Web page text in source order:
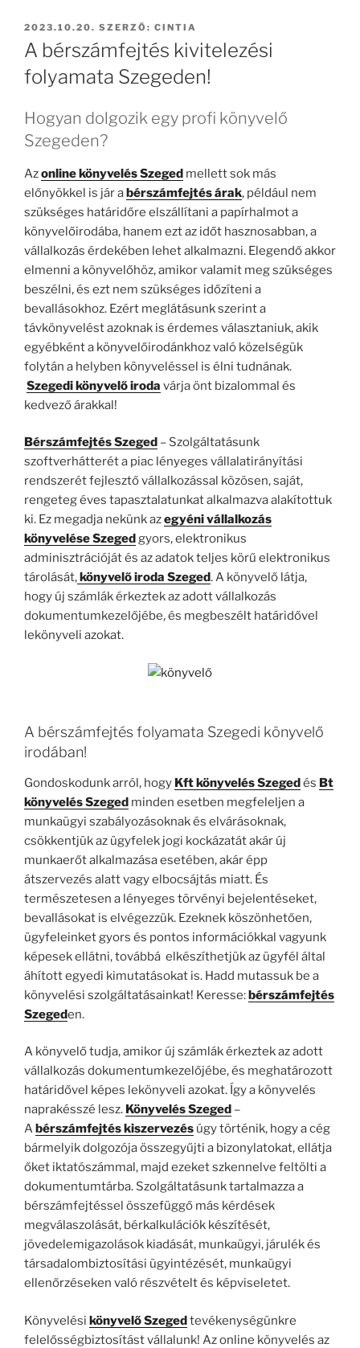
BEKÜLDVE:
2023.10.20. SZERZŐ: CINTIA
A bérszámfejtés kivitelezési
folyamata Szegeden!
Hogyan dolgozik egy profi könyvelő
Szegeden?
Azonline könyvelés Szeged mellett sok más
előnyökkel is jár abérszámfejtés árak, például nem
szükséges határidőre elszállítani a papírhalmot a
könyvelőirodába, hanem ezt az időt hasznosabban, a
vállalkozás érdekében lehet alkalmazni. Elegendő akkor
elmenni a könyvelőhöz, amikor valamit meg szükséges
beszélni, és ezt nem szükséges időzíteni a
bevallásokhoz. Ezért meglátásunk szerint a
távkönyvelést azoknak is érdemes választaniuk, akik
egyébként a könyvelőirodánkhoz való közelségük
folytán a helyben könyveléssel is élni tudnának.
Szegedi könyvelő iroda várja önt bizalommal és
kedvező árakkal!
Bérszámfejtés Szeged – Szolgáltatásunk
szoftverhátterét a piac lényeges vállalatirányítási
rendszerét fejlesztő vállalkozással közösen, saját,
rengeteg éves tapasztalatunkat alkalmazva alakítottuk
ki. Ez megadja nekünk azegyéni vállalkozás
könyvelése Szegedgyors, elektronikus
adminisztrációját és az adatok teljes körű elektronikus
tárolását,könyvelő iroda Szeged. A könyvelő látja,
hogy új számlák érkeztek az adott vállalkozás
dokumentumkezelőjébe, és megbeszélt határidővel
lekönyveli azokat.
A bérszámfejtés folyamata Szegedi könyvelő
irodában!
Gondoskodunk arról, hogy Kft könyvelés Szegedés Bt
könyvelés Szeged minden esetben megfeleljen a
munkaügyi szabályozásoknak és elvárásoknak,
csökkentjük az ügyfelek jogi kockázatát akár új
munkaerőt alkalmazása esetében, akár épp
átszervezés alatt vagy elbocsájtás miatt. És
természetesen a lényeges törvényi bejelentéseket,
bevallásokat is elvégezzük. Ezeknek köszönhetően,
ügyfeleinket gyors és pontos információkkal vagyunk
képesek ellátni, továbbá elkészíthetjük az ügyfél által
áhított egyedi kimutatásokat is. Hadd mutassuk be a
könyvelési szolgáltatásainkat! Keresse:bérszámfejtés
Szegeden.
A könyvelő tudja, amikor új számlák érkeztek az adott
vállalkozás dokumentumkezelőjébe, és meghatározott
határidővel képes lekönyveli azokat. Így a könyvelés
naprakésszé lesz. Könyvelés Szeged –
Abérszámfejtés kiszervezés úgy történik, hogy a cég
bármelyik dolgozója összegyűjti a bizonylatokat, ellátja
őket iktatószámmal, majd ezeket szkennelve feltölti a
dokumentumtárba. Szolgáltatásunk tartalmazza a
bérszámfejtéssel összefüggő más kérdések
megválaszolását, bérkalkulációk készítését,
jövedelemigazolások kiadását, munkaügyi, járulék és
társadalombiztosítási ügyintézését, munkaügyi
ellenőrzéseken való részvételt és képviseletet.
Könyvelési könyvelő Szegedtevékenységünkre
felelősségbiztosítást vállalunk! Az online könyvelés az